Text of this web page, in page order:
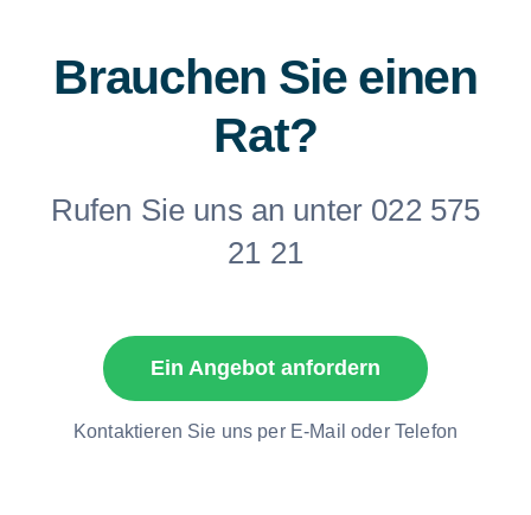
Brauchen Sie einen
Rat?
Rufen Sie uns an unter 022 575
21 21
Ein Angebot anfordern
Kontaktieren Sie uns per E-Mail oder Telefon